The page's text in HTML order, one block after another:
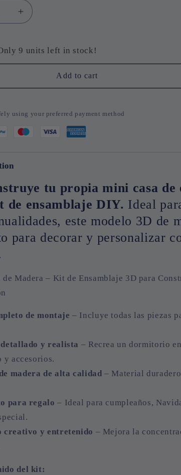
Increase
Mini
Kit
de
Ensamblaje
Decoración
9 units left in stock!
Add to cart
using your preferred payment method
tu propia mini casa de
de ensamblaje DIY. Ideal
este modelo 3D de
para decorar y personalizar
de Madera – Kit de Ensamblaje 3D para
de montaje – Incluye todas las piezas
y realista – Recrea un dormitorio
y accesorios.
madera de alta calidad – Material
para regalo – Ideal para cumpleaños,
creativo y entretenido – Mejora la
del kit: